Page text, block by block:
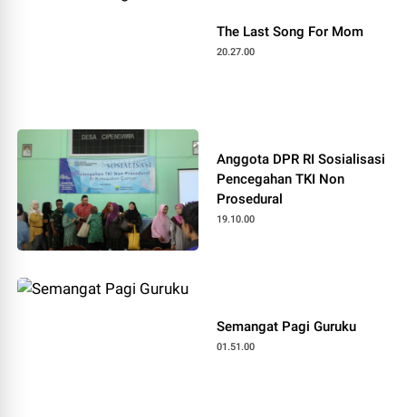
The Last Song For Mom
20.27.00
Anggota DPR RI Sosialisasi
Pencegahan TKI Non
Prosedural
19.10.00
Semangat Pagi Guruku
01.51.00